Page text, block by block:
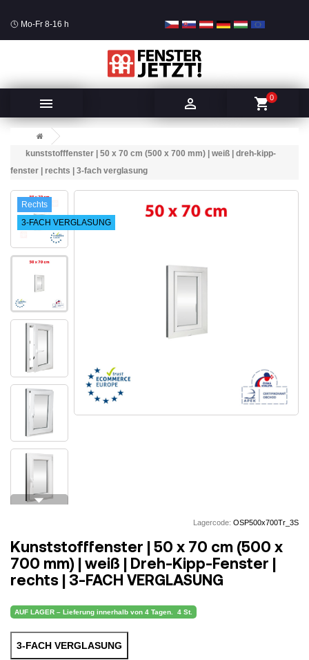
Mo-Fr 8-16 h
  shopping_cart0
kunststofffenster | 50 x 70 cm (500 x 700 mm) | weiß | dreh-kipp-
fenster | rechts | 3-fach verglasung
Rechts
3-FACH VERGLASUNG
arrow_drop_down
Lagercode: OSP500x700Tr_3S
Kunststofffenster | 50 x 70 cm (500 x
700 mm) | weiß | Dreh-Kipp-Fenster |
rechts | 3-FACH VERGLASUNG
AUF LAGER – Lieferung innerhalb von 4 Tagen. 4 St.
3-FACH VERGLASUNG